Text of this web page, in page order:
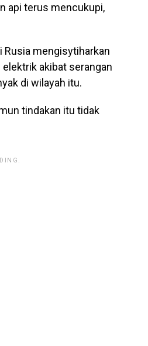
api terus mencukupi,
Rusia mengisytiharkan
akibat serangan
di wilayah itu.
tindakan itu tidak